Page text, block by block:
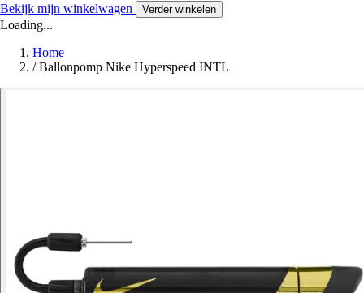
Bekijk mijn winkelwagen Verder winkelen
Loading...
Home
/ Ballonpomp Nike Hyperspeed INTL